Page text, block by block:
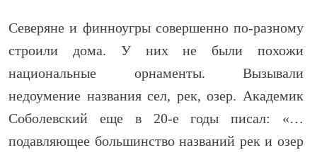
Северяне и финноугры совершенно по-разному
строили дома. У них не были похожи
национальные орнаменты. Вызывали
недоумение названия сел, рек, озер. Академик
Соболевский еще в 20-е годы писал: «…
подавляющее большинство названий рек и озер